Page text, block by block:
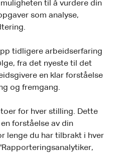
til å vurdere din
som analyse,
tidligere arbeidserfaring
fra det nyeste til det
en klar forståelse
og fremgang.
for hver stilling. Dette
forståelse av din
lenge du har tilbrakt i hver